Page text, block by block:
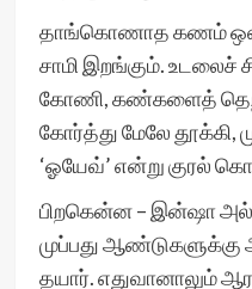
தாங்கொணாத கணம்
சாமி இறங்கும். உடலைச்
கோணி, கண்களைத்
கோர்த்து மேலே தூக்கி,
‘ஓயேவ்’ என்று குரல்
பிறகென்ன – இன்ஷா
முப்பது ஆண்டுகளுக்கு
தயார். எதுவானாலும்